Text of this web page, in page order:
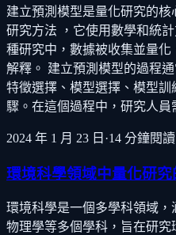
建立預測模型是量化研究的
研究方法 ，它使用數學和統
種研究中，數據被收集並量
解釋。 建立預測模型的過程
特徵選擇、模型選擇、模型
驟。在這個過程中，研究人
2024 年 1 月 23 日 ·14 分鐘閱讀
環境科學領域中量化研究
環境科學是一個多學科領域，
物理學等多個學科，旨在研